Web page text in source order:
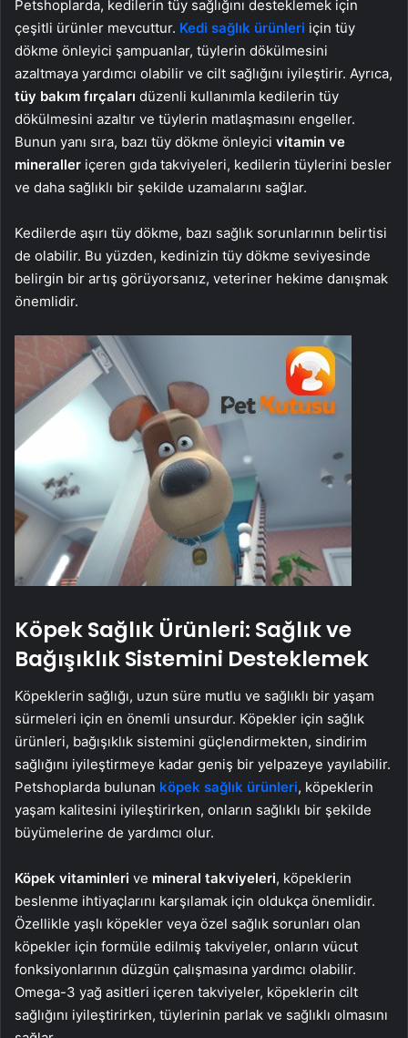
Petshoplarda, kedilerin tüy sağlığını desteklemek için
çeşitli ürünler mevcuttur. Kedi sağlık ürünleri için tüy
dökme önleyici şampuanlar, tüylerin dökülmesini
azaltmaya yardımcı olabilir ve cilt sağlığını iyileştirir. Ayrıca,
tüy bakım fırçaları düzenli kullanımla kedilerin tüy
dökülmesini azaltır ve tüylerin matlaşmasını engeller.
Bunun yanı sıra, bazı tüy dökme önleyici vitamin ve
mineraller içeren gıda takviyeleri, kedilerin tüylerini besler
ve daha sağlıklı bir şekilde uzamalarını sağlar.
Kedilerde aşırı tüy dökme, bazı sağlık sorunlarının belirtisi
de olabilir. Bu yüzden, kedinizin tüy dökme seviyesinde
belirgin bir artış görüyorsanız, veteriner hekime danışmak
önemlidir.
Köpek Sağlık Ürünleri: Sağlık ve
Bağışıklık Sistemini Desteklemek
Köpeklerin sağlığı, uzun süre mutlu ve sağlıklı bir yaşam
sürmeleri için en önemli unsurdur. Köpekler için sağlık
ürünleri, bağışıklık sistemini güçlendirmekten, sindirim
sağlığını iyileştirmeye kadar geniş bir yelpazeye yayılabilir.
Petshoplarda bulunan köpek sağlık ürünleri, köpeklerin
yaşam kalitesini iyileştirirken, onların sağlıklı bir şekilde
büyümelerine de yardımcı olur.
Köpek vitaminleri ve mineral takviyeleri, köpeklerin
beslenme ihtiyaçlarını karşılamak için oldukça önemlidir.
Özellikle yaşlı köpekler veya özel sağlık sorunları olan
köpekler için formüle edilmiş takviyeler, onların vücut
fonksiyonlarının düzgün çalışmasına yardımcı olabilir.
Omega-3 yağ asitleri içeren takviyeler, köpeklerin cilt
sağlığını iyileştirirken, tüylerinin parlak ve sağlıklı olmasını